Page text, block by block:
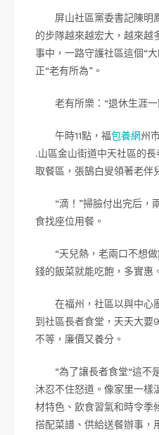
屏山社區黨委書記陳明
的步隊越來越宏大，越來越
事中，一路守護社區這個“
正“老有所為”。
老有所樂：“退休生涯
午時11點，福包養網州
.山區金山街道中天社區的
取餐區，張鵠白叟領著老伴
“滴！”掃臉付出完后，
食找座位用餐。
“天兒熱，老兩口不想
錢的飯菜就能吃飽，多實惠
在福州，社區以與中心
到社區長者食堂，天天大要
不等，廉價又養分。
“為了讓長者食堂“這不
沐忍不住怒道。像家里一樣
材特色、飲食習氣和時令季
搭配菜譜、供給送餐辦事，